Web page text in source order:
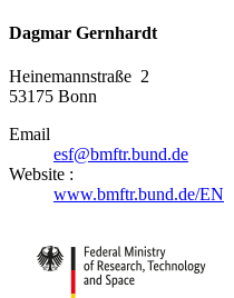
Dagmar Gernhardt
Heinemannstraße 2
53175 Bonn
Email
esf@bmftr.bund.de
Website :
www.bmftr.bund.de/EN